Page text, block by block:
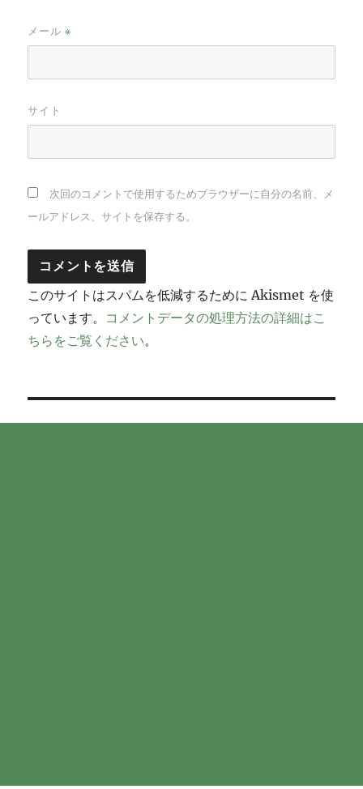
メール※
サイト
次回のコメントで使用するためブラウザーに自分の名前、メ
ールアドレス、サイトを保存する。
このサイトはスパムを低減するために Akismet を使
っています。 コメントデータの処理方法の詳細はこ
ちらをご覧ください。